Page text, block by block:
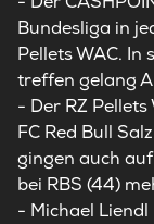
Bundesliga in
Pellets WAC. In
treffen gelang
- Der RZ
FC Red Bull
gingen auch
bei RBS (44)
- Michael